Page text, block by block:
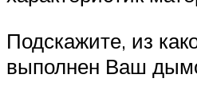
Подскажите, из
выполнен Ваш